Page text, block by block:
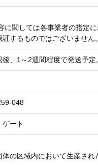
に関しては各事業者の指定
するものではございません。
後、1～2週間程度で発送予定
048
ート
体の区域内において生産され